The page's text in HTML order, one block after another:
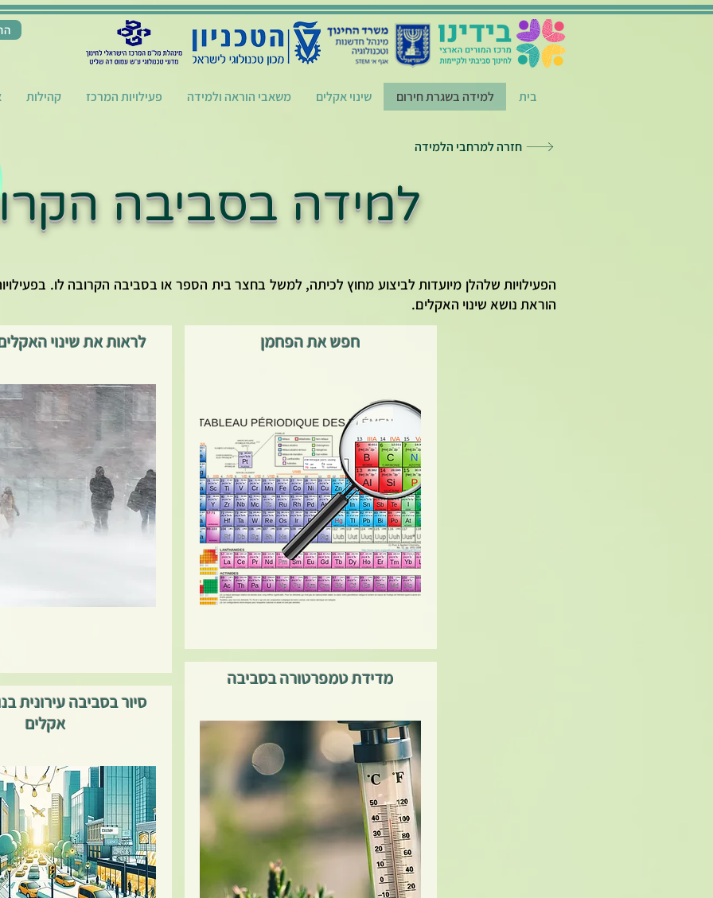
בית למידה בשגרת חירום שינוי אקלים משאבי הוראה ולמידה פעילויות המרכז קהילות
למידה בסביבה
חזרה למרחבי הלמידה
הפעילויות שלהלן מיועדות לביצוע מחוץ לכיתה, למשל בחצר בית הספר או בסביבה הקרובה לו.
הוראת נושא שינוי האקלים.
חפש את הפחמן
מדידת טמפרטורה בסביבה
לראות את שינוי
סיור בסביבה עירונית
אקלים